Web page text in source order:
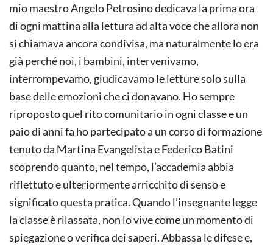
mio maestro Angelo Petrosino dedicava la prima ora
di ogni mattina alla lettura ad alta voce che allora non
si chiamava ancora condivisa, ma naturalmente lo era
già perché noi, i bambini, intervenivamo,
interrompevamo, giudicavamo le letture solo sulla
base delle emozioni che ci donavano. Ho sempre
riproposto quel rito comunitario in ogni classe e un
paio di anni fa ho partecipato a un corso di formazione
tenuto da Martina Evangelista e Federico Batini
scoprendo quanto, nel tempo, l’accademia abbia
riflettuto e ulteriormente arricchito di senso e
significato questa pratica. Quando l’insegnante legge
la classe è rilassata, non lo vive come un momento di
spiegazione o verifica dei saperi. Abbassa le difese e,